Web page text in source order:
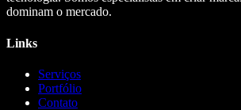
dominam o mercado.
Links
Serviços
Portfólio
Contato